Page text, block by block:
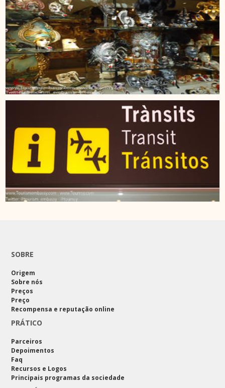
SOBRE
Origem
Sobre nós
Preços
Preço
Recompensa e reputação online
PRÁTICO
Parceiros
Depoimentos
Faq
Recursos e Logos
Principais programas da sociedade